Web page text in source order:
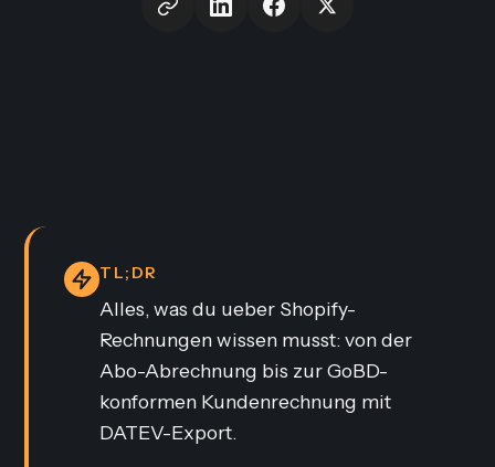
TL;DR
Alles, was du ueber Shopify-
Rechnungen wissen musst: von der
Abo-Abrechnung bis zur GoBD-
konformen Kundenrechnung mit
DATEV-Export.